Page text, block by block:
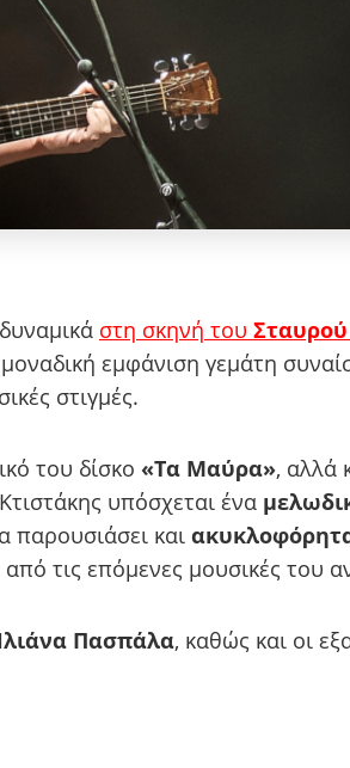
στη σκηνή του
μοναδική εμφάνιση γεμάτη
στιγμές.
του δίσκο «Τα Μαύρα», αλλά
υπόσχεται ένα
παρουσιάσει και
τις επόμενες μουσικές του
Πασπάλα, καθώς και οι